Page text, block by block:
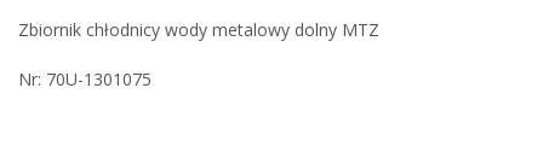
Zbiornik chłodnicy wody metalowy dolny MTZ
Nr: 70U-1301075